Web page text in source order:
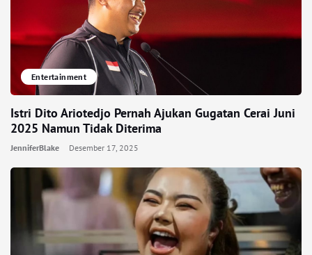
Entertainment
Istri Dito Ariotedjo Pernah Ajukan Gugatan Cerai Juni
2025 Namun Tidak Diterima
JenniferBlake Desember 17, 2025